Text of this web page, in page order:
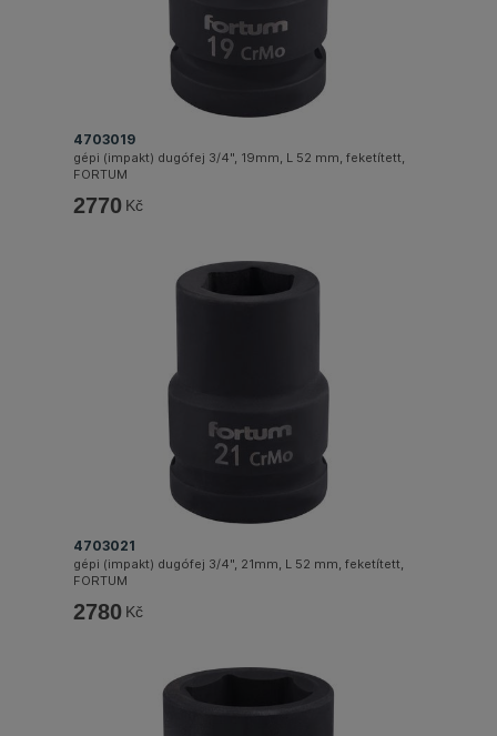
4703019
gépi (impakt) dugófej 3/4", 19mm, L 52 mm, feketített,
FORTUM
2770 Kč
4703021
gépi (impakt) dugófej 3/4", 21mm, L 52 mm, feketített,
FORTUM
2780 Kč